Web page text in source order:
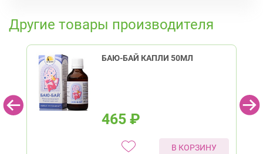
Другие товары производителя
БАЮ-БАЙ КАПЛИ 50МЛ
465 ₽
В КОРЗИНУ